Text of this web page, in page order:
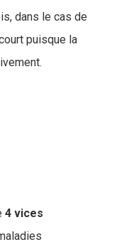
dans le cas de
puisque la
4 vices